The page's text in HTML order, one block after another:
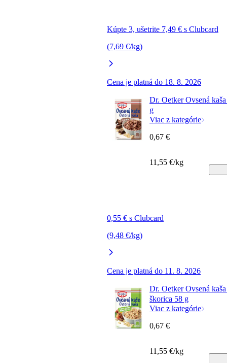
Kúpte 3, ušetrite 7,49 € s Clubcard
(7,69 €/kg)
Cena je platná do 18. 8. 2026
Dr. Oetker Ovsená
g
Viac z kategórie
0,55 € s Clubcard
(9,48 €/kg)
Cena je platná do 11. 8. 2026
0,67 €
11,55 €/kg
Dr. Oetker Ovsená
škorica 58 g
Viac z kategórie
0,67 €
11,55 €/kg